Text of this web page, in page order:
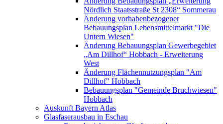
Nördlich Staatsstraße St 2308“ Sommerau
Änderung vorhabenbezogener
Bebauungsplan Lebensmittelmarkt "Die
Untern Wiesen"
Änderung Bebauungsplan Gewerbegebiet
„Am Dillhof“ Hobbach - Erweiterung
West
Änderung Flächennutzungsplan "Am
Dillhof" Hobbach
Bebauungsplan "Gemeinde Bruchwiesen"
Hobbach
Auskunft Bayern Atlas
Glasfaserausbau in Eschau